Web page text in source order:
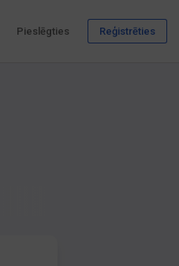
Pieslēgties Reģistrēties